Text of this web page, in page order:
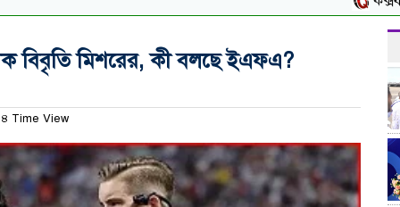
বিবৃতি মিশরের, কী বলছে ইএফএ?
Time View